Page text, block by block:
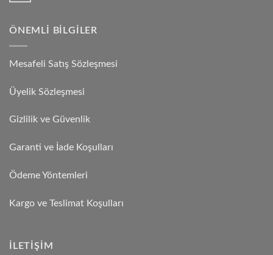
ÖNEMLI BILGILER
Mesafeli Satış Sözleşmesi
Üyelik Sözleşmesi
Gizlilik ve Güvenlik
Garanti ve İade Koşulları
Ödeme Yöntemleri
Kargo ve Teslimat Koşulları
İLETIŞIM